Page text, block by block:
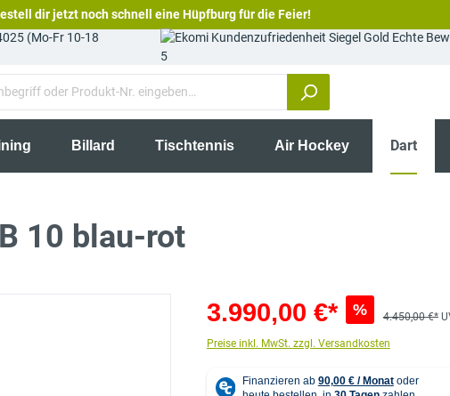
dir jetzt noch schnell eine Hüpfburg für die Feier!
(Mo-Fr 10-18
Echte
5
Billard Tischtennis Air Hockey Dart
10 blau-rot
3.990,00 €* % 4.450,00 €*
Preise inkl. MwSt. zzgl. Versandkosten